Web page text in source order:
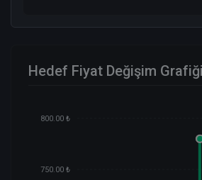
Hedef Fiyat Değişim Grafiği
800.00 ₺
750.00 ₺